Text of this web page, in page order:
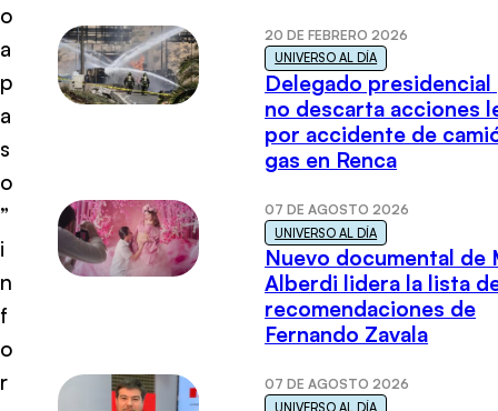
o
a
p
a
s
o
”
i
n
f
o
r
20 DE FEBRERO 2026
UNIVERSO AL DÍA
Delegado presidencial
no descarta acciones
por accidente de
gas en Renca
07 DE AGOSTO 2026
UNIVERSO AL DÍA
Nuevo documental de
Alberdi lidera la lista
recomendaciones de
Fernando Zavala
07 DE AGOSTO 2026
UNIVERSO AL DÍA